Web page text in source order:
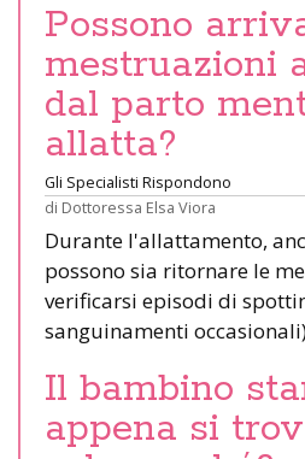
Possono
mestruazioni
dal parto
allatta?
Gli Specialisti Rispondono
di Dottoressa Elsa Viora
Durante l'allattamento,
possono sia ritornare le
verificarsi episodi di
sanguinamenti
Il bambino
appena si